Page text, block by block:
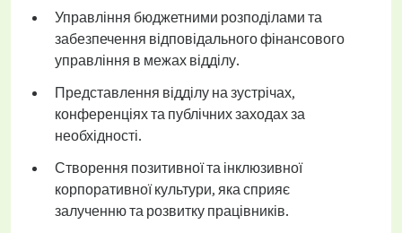
Управління бюджетними розподілами та
забезпечення відповідального фінансового
управління в межах відділу.
Представлення відділу на зустрічах,
конференціях та публічних заходах за
необхідності.
Створення позитивної та інклюзивної
корпоративної культури, яка сприяє
залученню та розвитку працівників.